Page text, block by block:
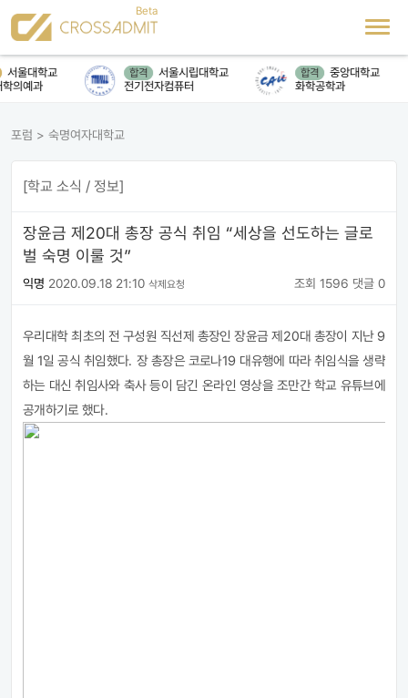
울대학교
의예과
합격
서울시립대학교
전기전자컴퓨터
합격
중앙대학교
화학공학과
포럼 > 숙명여자대학교
[학교 소식 / 정보]
장윤금 제20대 총장 공식 취임 “세상을 선도하는 글로
벌 숙명 이룰 것”
익명 2020.09.18 21:10 삭제요청 조회 1596 댓글 0
우리대학 최초의 전 구성원 직선제 총장인 장윤금 제20대 총장이 지난 9
월1일 공식 취임했다. 장 총장은 코로나19 대유행에 따라 취임식을 생략
하는 대신 취임사와 축사 등이 담긴 온라인 영상을 조만간 학교 유튜브에
공개하기로 했다.